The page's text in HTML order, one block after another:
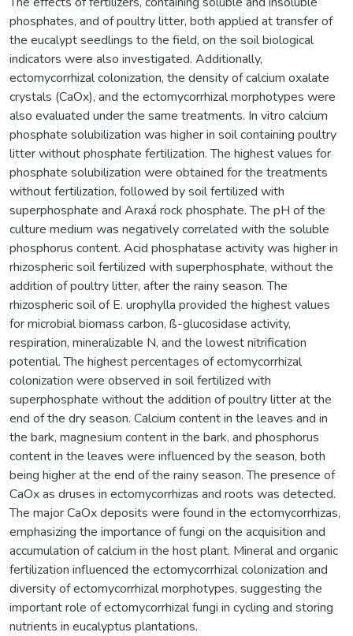
phosphates, and of poultry litter, both applied at transfer of
the eucalypt seedlings to the field, on the soil biological
indicators were also investigated. Additionally,
ectomycorrhizal colonization, the density of calcium oxalate
crystals (CaOx), and the ectomycorrhizal morphotypes were
also evaluated under the same treatments. In vitro calcium
phosphate solubilization was higher in soil containing poultry
litter without phosphate fertilization. The highest values for
phosphate solubilization were obtained for the treatments
without fertilization, followed by soil fertilized with
superphosphate and Araxá rock phosphate. The pH of the
culture medium was negatively correlated with the soluble
phosphorus content. Acid phosphatase activity was higher in
rhizospheric soil fertilized with superphosphate, without the
addition of poultry litter, after the rainy season. The
rhizospheric soil of E. urophylla provided the highest values
for microbial biomass carbon, ß-glucosidase activity,
respiration, mineralizable N, and the lowest nitrification
potential. The highest percentages of ectomycorrhizal
colonization were observed in soil fertilized with
superphosphate without the addition of poultry litter at the
end of the dry season. Calcium content in the leaves and in
the bark, magnesium content in the bark, and phosphorus
content in the leaves were influenced by the season, both
being higher at the end of the rainy season. The presence of
CaOx as druses in ectomycorrhizas and roots was detected.
The major CaOx deposits were found in the ectomycorrhizas,
emphasizing the importance of fungi on the acquisition and
accumulation of calcium in the host plant. Mineral and organic
fertilization influenced the ectomycorrhizal colonization and
diversity of ectomycorrhizal morphotypes, suggesting the
important role of ectomycorrhizal fungi in cycling and storing
nutrients in eucalyptus plantations.